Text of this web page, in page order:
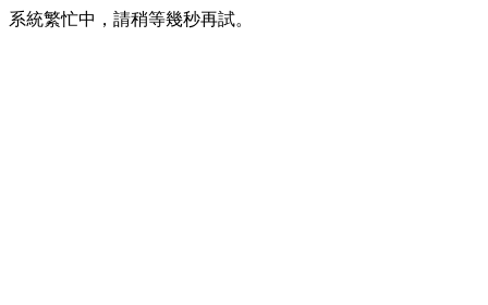
系統繁忙中，請稍等幾秒再試。